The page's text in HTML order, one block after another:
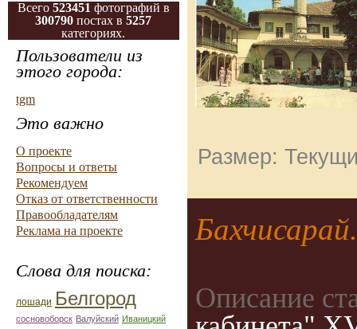
Всего 523451 фотографий в
300790 постах в5257
категориях.
Пользователи из
этого города:
tgm
Это важно
О проекте
Вопросы и ответы
Рекомендуем
Отказ от ответственности
Правообладателям
Реклама на проекте
Слова для поиска:
лошади Белгород
сосновоборск Валуйский Иваницкий
Размер:
Описание